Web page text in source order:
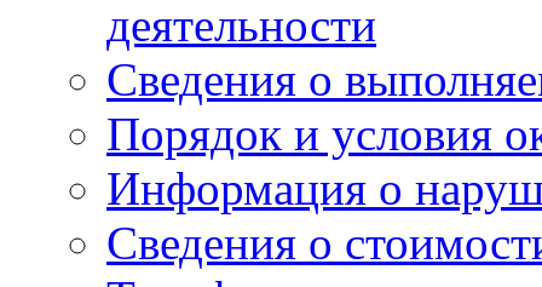
деятельности
Сведения о
Порядок и условия
Информация о
Сведения о